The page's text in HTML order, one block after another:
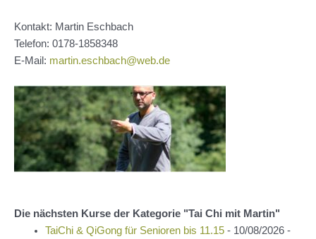
Kontakt: Martin Eschbach
Telefon: 0178-1858348
E-Mail: martin.eschbach@web.de
Die nächsten Kurse der Kategorie "Tai Chi mit Martin"
TaiChi & QiGong für Senioren bis 11.15- 10/08/2026 -